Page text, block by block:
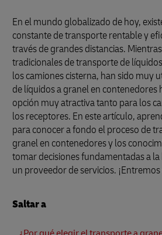
En el mundo globalizado de hoy,
constante de transporte rentable y
través de grandes distancias.
tradicionales de transporte de
los camiones cisterna, han sido muy
de líquidos a granel en contenedores
opción muy atractiva tanto para los
los receptores. En este artículo,
para conocer a fondo el proceso de
granel en contenedores y los
tomar decisiones fundamentadas a
un proveedor de servicios.
Saltar a